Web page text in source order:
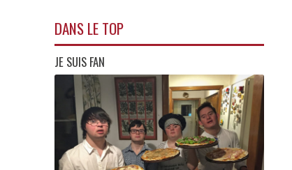
DANS LE TOP
JE SUIS FAN